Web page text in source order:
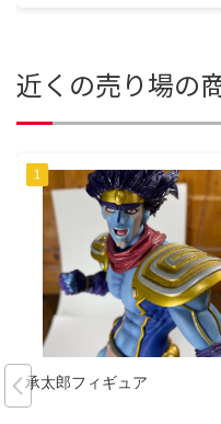
近くの売り場の
承太郎フィギュア